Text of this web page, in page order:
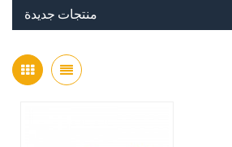
منتجات جديدة